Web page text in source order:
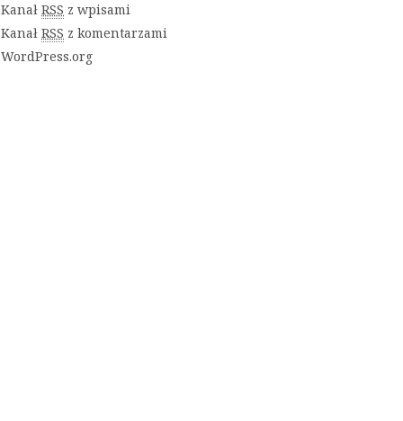
Kanał RSS z wpisami
Kanał RSS z komentarzami
WordPress.org